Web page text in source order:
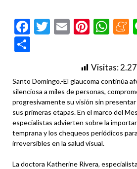
Facebook
Twitter
Email
Visitas:
Santo Domingo.-El glaucoma continúa
silenciosa a miles de personas,
progresivamente su visión sin
sus primeras etapas. En el marco del
especialistas advierten sobre la
temprana y los chequeos periódicos
irreversibles en la salud visual.
La doctora Katherine Rivera,